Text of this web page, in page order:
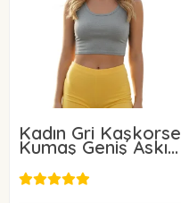
Kadın Gri Kaşkorse
Kumaş Geniş Askılı
Crop Bluz
6,00 USD